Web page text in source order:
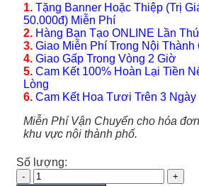
1. Tặng Banner Hoặc Thiệp (Trị
50.000đ) Miễn Phí
2. Hàng Bạn Tạo ONLINE Lần
3. Giao Miễn Phí Trong Nội Thành
4. Giao Gấp Trong Vòng 2 Giờ
5. Cam Kết 100% Hoàn Lại Tiền
Lòng
6. Cam Kết Hoa Tươi Trên 3 Ngày
Miễn Phí Vận Chuyển cho hóa
khu vực nội thành phố.
Số lượng:
Lan